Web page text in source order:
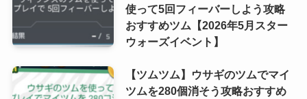
使って5回フィーバーしよう攻略
おすすめツム【2026年5月スター
ウォーズイベント】
【ツムツム】ウサギのツムでマイ
ツムを280個消そう攻略おすすめ